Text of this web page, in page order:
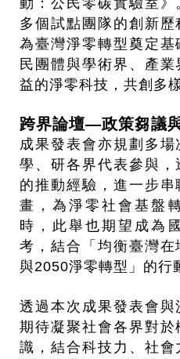
動：公民零碳實驗室
多個試點團隊的創新
為臺灣淨零轉型奠定
民團體與學術界、產
益的淨零科技，共創多
跨界論壇—政策芻議
成果發表會亦規劃多場
學、研各界代表參與
的推動經驗，進一步
畫，為淨零社會基盤
時，此舉也期望成為
考，結合「均衡臺灣
與2050淨零轉型」的行
透過本次成果發表會與
期待凝聚社會各界對
識，結合科技力、社